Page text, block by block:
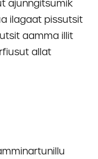
ajunngitsumik
ilagaat pissutsit
aamma illit
allat